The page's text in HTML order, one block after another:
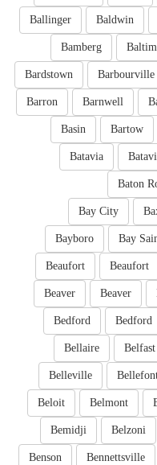
Baldwin
Ballinger
Bamberg
Barbourville
Bardstown
Barnwell
Barron
Bartow
Basin
Batavia
Baton
Bay City
Bay
Bayboro
Beaufort
Beaufort
Beaver
Beaver
Bedford
Bedford
Belfast
Bellaire
Belleville
Belmont
Beloit
Belzoni
Bemidji
Bennettsville
Benson